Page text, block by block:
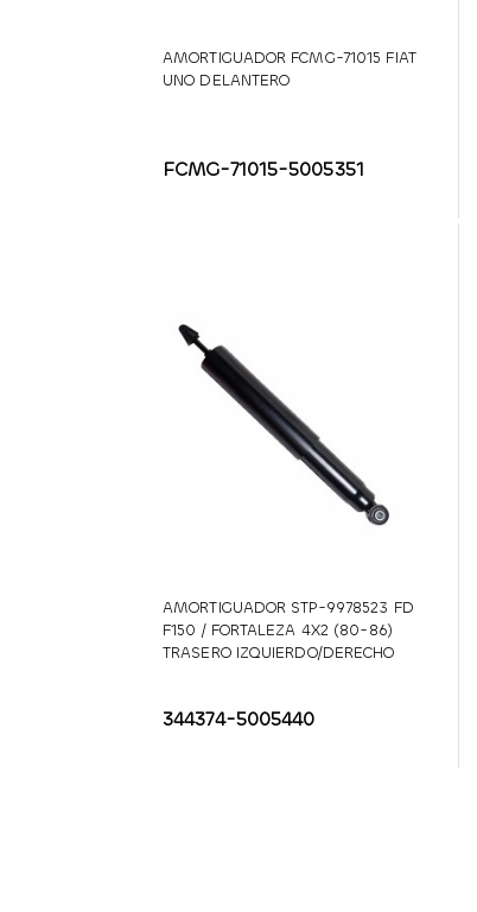
AMORTIGUADOR FCMG-71015 FIAT
UNO DELANTERO
FCMG-71015-5005351
AMORTIGUADOR STP-9978523 FD
F150 / FORTALEZA 4X2 (80-86)
TRASERO IZQUIERDO/DERECHO
344374-5005440